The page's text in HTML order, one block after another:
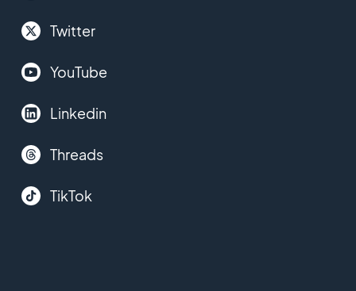
Twitter
YouTube
Linkedin
Threads
TikTok